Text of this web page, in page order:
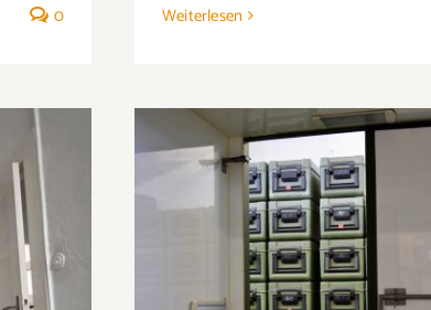
0 Weiterlesen